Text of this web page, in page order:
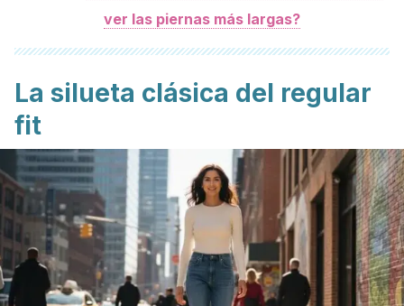
ver las piernas más largas?
La silueta clásica del regular
fit